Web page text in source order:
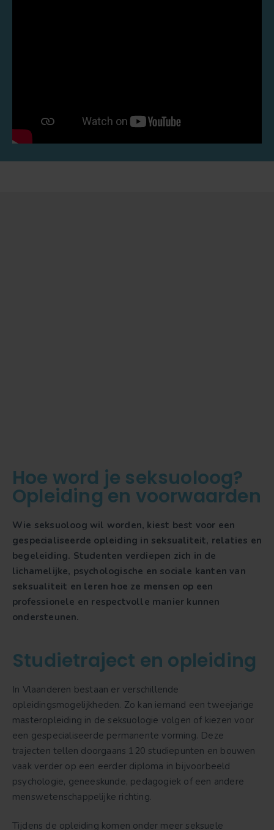
Hoe word je seksuoloog?
Opleiding en voorwaarden
Wie seksuoloog wil worden, kiest best voor een
gespecialiseerde opleiding in seksualiteit, relaties en
begeleiding. Studenten verdiepen zich in de
lichamelijke, psychologische en sociale kanten van
seksualiteit en leren hoe ze mensen op een
professionele en respectvolle manier kunnen
ondersteunen.
Studietraject en opleiding
In Vlaanderen bestaan er verschillende
opleidingsmogelijkheden. Zo kan iemand een tweejarige
masteropleiding in de seksuologie volgen of kiezen voor
een gespecialiseerde permanente vorming. Deze
trajecten tellen doorgaans 120 studiepunten en bouwen
vaak verder op een eerder diploma in bijvoorbeeld
psychologie, geneeskunde, pedagogiek of een andere
menswetenschappelijke richting.
Tijdens de opleiding komen onder meer seksuele